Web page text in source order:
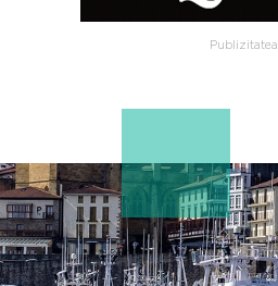
Publizitatea